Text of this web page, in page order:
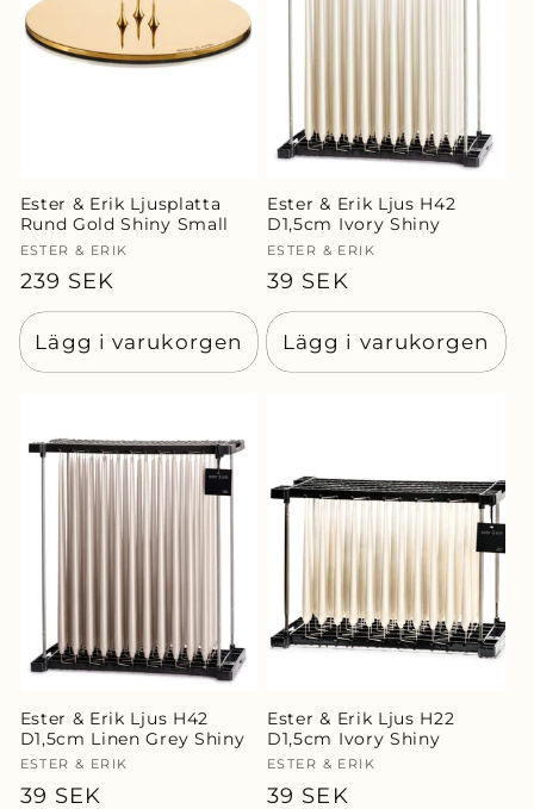
Ester & Erik Ljusplatta
Rund Gold Shiny Small
Säljare:
ESTER & ERIK
Ordinarie
pris
239 SEK
Lägg i varukorgen
Ester & Erik Ljus H42
D1,5cm Ivory Shiny
Säljare:
ESTER & ERIK
Ordinarie
pris
39 SEK
Lägg i varukorgen
Ester & Erik Ljus H42
D1,5cm Linen Grey Shiny
Säljare:
ESTER & ERIK
Ordinarie
39 SEK
Ester & Erik Ljus H22
D1,5cm Ivory Shiny
Säljare:
ESTER & ERIK
Ordinarie
39 SEK